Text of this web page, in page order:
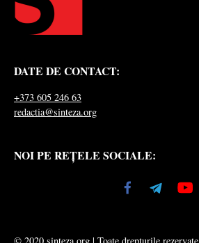
DATE DE CONTACT:
+373 605 246 63
redactia@sinteza.org
NOI PE REȚELE SOCIALE:
© 2020 sinteza.org | Toate drepturile rezervate